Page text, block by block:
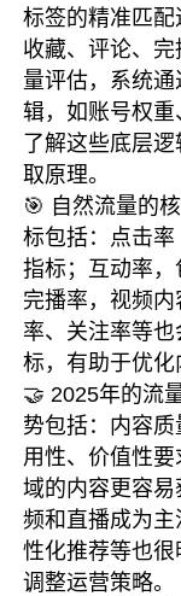
标签的精准匹配
收藏、评论、
量评估，系统
辑，如账号权重
了解这些底层
取原理。
🎯 自然流量的
标包括：点击
指标；互动率，
完播率，视频
率、关注率等
标，有助于优化
🤝 2025年的流
势包括：内容
用性、价值性
域的内容更容
频和直播成为
性化推荐等也
调整运营策略。